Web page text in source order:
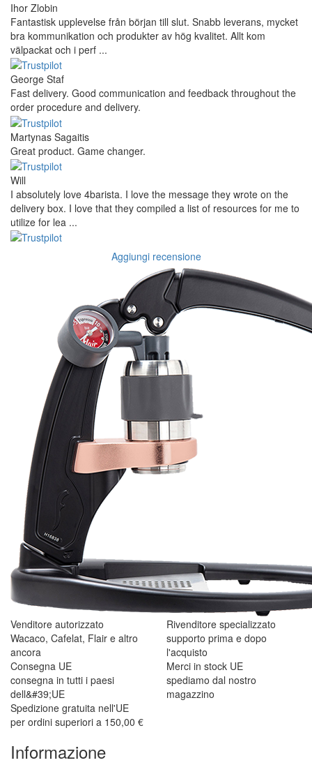
Ihor Zlobin
Fantastisk upplevelse från början till slut. Snabb leverans, mycket
bra kommunikation och produkter av hög kvalitet. Allt kom
välpackat och i perf ...
George Staf
Fast delivery. Good communication and feedback throughout the
order procedure and delivery.
Martynas Sagaitis
Great product. Game changer.
Will
I absolutely love 4barista. I love the message they wrote on the
delivery box. I love that they compiled a list of resources for me to
utilize for lea ...
Aggiungi recensione
Venditore autorizzato
Wacaco, Cafelat, Flair e altro
ancora
Rivenditore specializzato
supporto prima e dopo
l'acquisto
Consegna UE
consegna in tutti i paesi
dell&#39;UE
Merci in stock UE
spediamo dal nostro
magazzino
Spedizione gratuita nell'UE
per ordini superiori a 150,00 €
Informazione